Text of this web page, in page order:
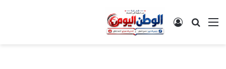
القائمةبحث عن تسجيل الدخول